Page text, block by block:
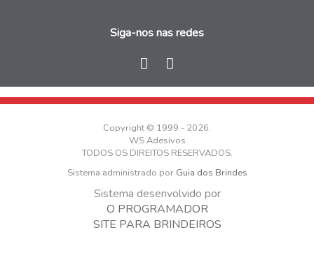
Siga-nos nas redes
Copyright © 1999 - 2026.
WS Adesivos
TODOS OS DIREITOS RESERVADOS.
Sistema administrado por Guia dos Brindes
Sistema desenvolvido por
O PROGRAMADOR
SITE PARA BRINDEIROS